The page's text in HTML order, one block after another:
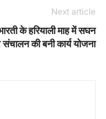
Next article
के हरियाली माह में सघन
संचालन की बनी कार्य योजना